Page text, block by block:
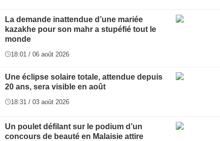
La demande inattendue d’une mariée
kazakhe pour son mahr a stupéfié tout le
monde
18:01 / 06 août 2026
Une éclipse solaire totale, attendue depuis
20 ans, sera visible en août
18:31 / 03 août 2026
Un poulet défilant sur le podium d’un
concours de beauté en Malaisie attire